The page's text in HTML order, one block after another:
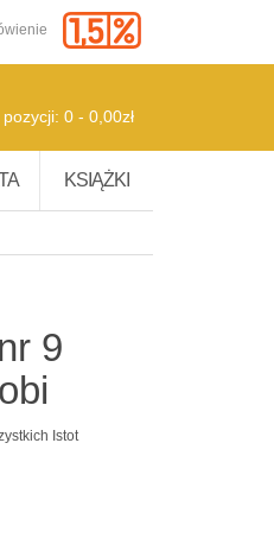
0 - 0,00zł
KSIĄŻKI
9
Istot